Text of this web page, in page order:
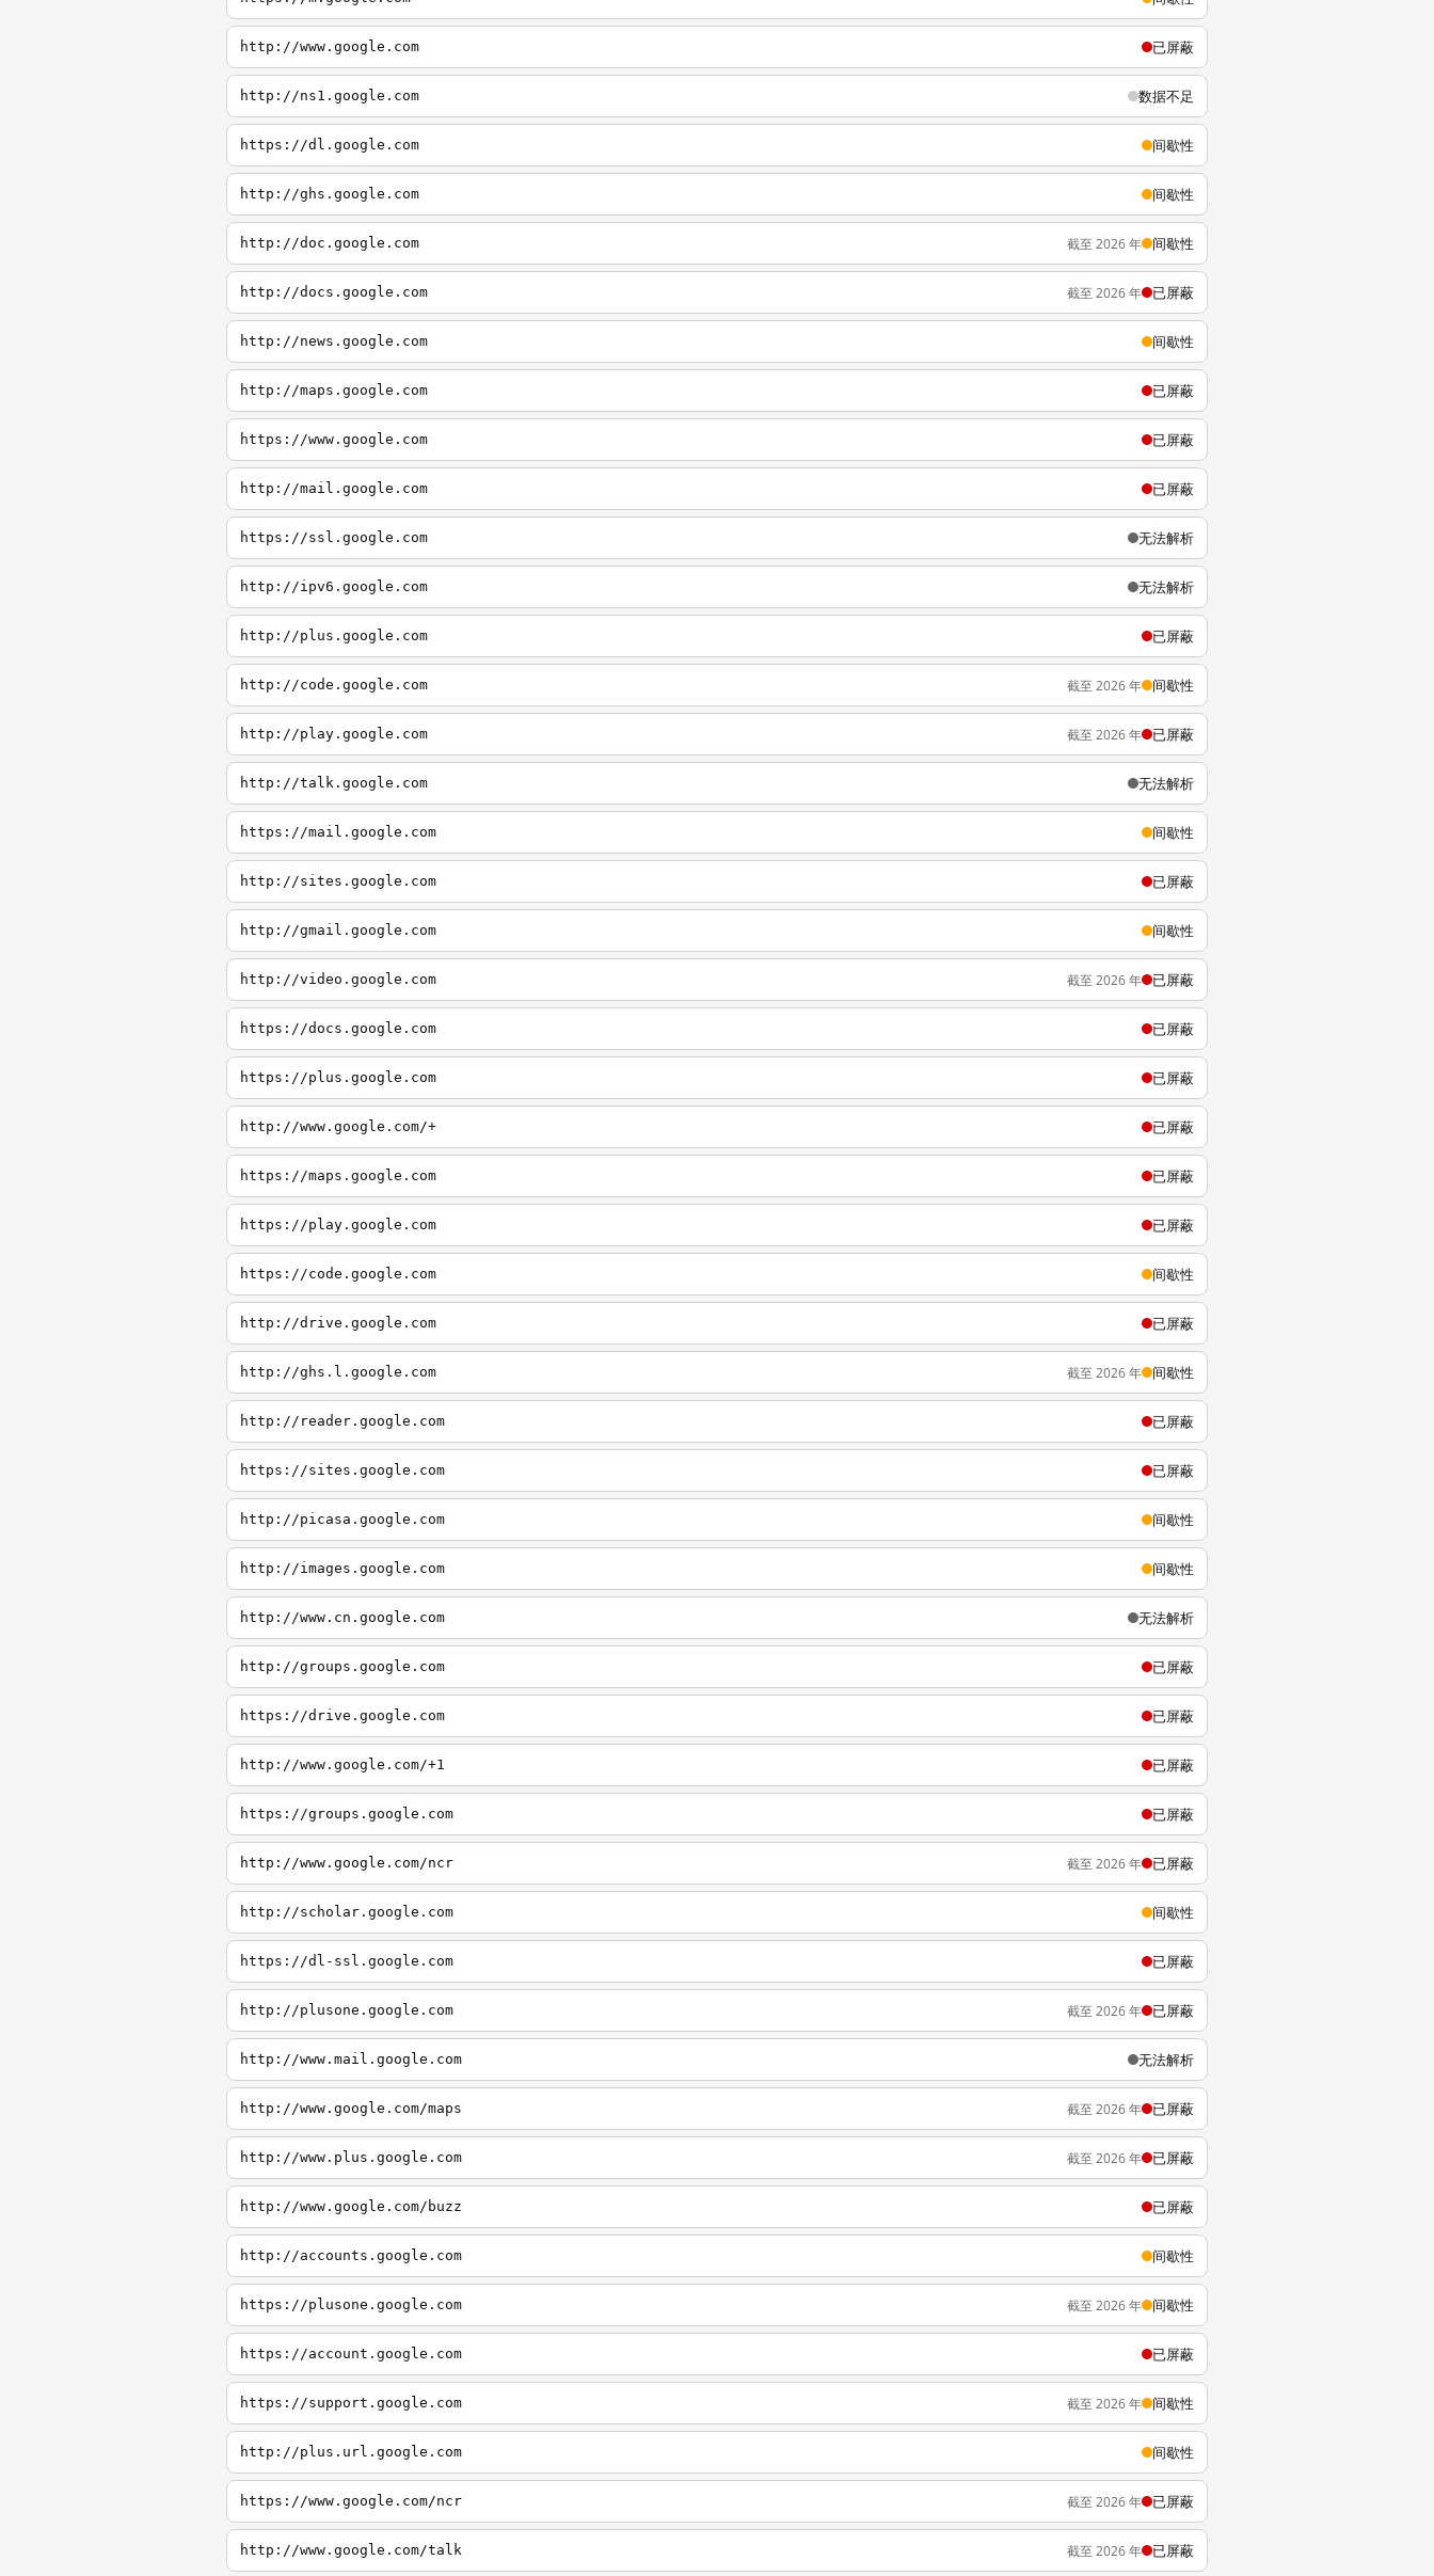
http://www.google.com 已屏蔽
http://ns1.google.com 数据不足
https://dl.google.com 间歇性
http://ghs.google.com 间歇性
http://doc.google.com 截至 2026 年 间歇性
http://docs.google.com 截至 2026 年 已屏蔽
http://news.google.com 间歇性
http://maps.google.com 已屏蔽
https://www.google.com 已屏蔽
http://mail.google.com 已屏蔽
https://ssl.google.com 无法解析
http://ipv6.google.com 无法解析
http://plus.google.com 已屏蔽
http://code.google.com 截至 2026 年 间歇性
http://play.google.com 截至 2026 年 已屏蔽
http://talk.google.com 无法解析
https://mail.google.com 间歇性
http://sites.google.com 已屏蔽
http://gmail.google.com 间歇性
http://video.google.com 截至 2026 年 已屏蔽
https://docs.google.com 已屏蔽
https://plus.google.com 已屏蔽
http://www.google.com/+ 已屏蔽
https://maps.google.com 已屏蔽
https://play.google.com 已屏蔽
https://code.google.com 间歇性
http://drive.google.com 已屏蔽
http://ghs.l.google.com 截至 2026 年 间歇性
http://reader.google.com 已屏蔽
https://sites.google.com 已屏蔽
http://picasa.google.com 间歇性
http://images.google.com 间歇性
http://www.cn.google.com 无法解析
http://groups.google.com 已屏蔽
https://drive.google.com 已屏蔽
http://www.google.com/+1 已屏蔽
https://groups.google.com 已屏蔽
http://www.google.com/ncr 截至 2026 年 已屏蔽
http://scholar.google.com 间歇性
https://dl-ssl.google.com 已屏蔽
http://plusone.google.com 截至 2026 年 已屏蔽
http://www.mail.google.com 无法解析
http://www.google.com/maps 截至 2026 年 已屏蔽
http://www.plus.google.com 截至 2026 年 已屏蔽
http://www.google.com/buzz 已屏蔽
http://accounts.google.com 间歇性
https://plusone.google.com 截至 2026 年 间歇性
https://account.google.com 已屏蔽
https://support.google.com 截至 2026 年 间歇性
http://plus.url.google.com 间歇性
https://www.google.com/ncr 截至 2026 年 已屏蔽
http://www.google.com/talk 截至 2026 年 已屏蔽